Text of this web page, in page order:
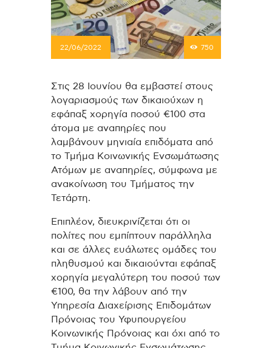
22/06/2022 750
Στις 28 Ιουνίου θα εμβαστεί στους
λογαριασμούς των δικαιούχων η
εφάπαξ χορηγία ποσού €100 στα
άτομα με αναπηρίες που
λαμβάνουν μηνιαία επιδόματα από
το Τμήμα Κοινωνικής Ενσωμάτωσης
Ατόμων με αναπηρίες, σύμφωνα με
ανακοίνωση του Τμήματος την
Τετάρτη.
Επιπλέον, διευκρινίζεται ότι οι
πολίτες που εμπίπτουν παράλληλα
και σε άλλες ευάλωτες ομάδες του
πληθυσμού και δικαιούνται εφάπαξ
χορηγία μεγαλύτερη του ποσού των
€100, θα την λάβουν από την
Υπηρεσία Διαχείρισης Επιδομάτων
Πρόνοιας του Υφυπουργείου
Κοινωνικής Πρόνοιας και όχι από το